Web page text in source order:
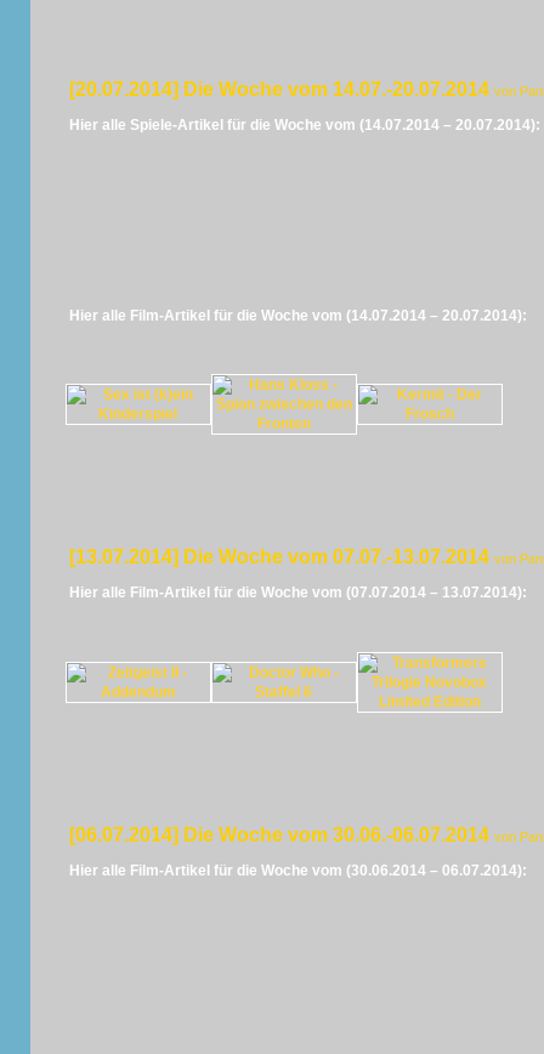
[20.07.2014] Die Woche vom 14.07.-20.07.2014 von
Hier alle Spiele-Artikel für die Woche vom (14.07.2014 – 20.07.2014):
Hier alle Film-Artikel für die Woche vom (14.07.2014 – 20.07.2014):
[13.07.2014] Die Woche vom 07.07.-13.07.2014 von
Hier alle Film-Artikel für die Woche vom (07.07.2014 – 13.07.2014):
[06.07.2014] Die Woche vom 30.06.-06.07.2014 von
Hier alle Film-Artikel für die Woche vom (30.06.2014 – 06.07.2014):